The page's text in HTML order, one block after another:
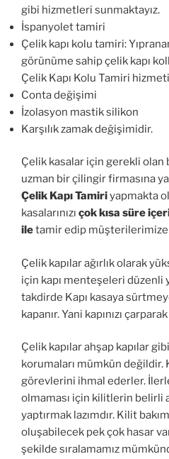
gibi hizmetleri sunmaktayız.
İspanyolet tamiri
Çelik kapı kolu tamiri:
görünüme sahip çelik kapı
Çelik Kapı Kolu Tamiri
Conta değişimi
İzolasyon mastik silikon
Karşılık zamak değişimidir.
Çelik kasalar için gerekli olan
uzman bir çilingir firmasına
Çelik Kapı Tamiriyapmakta
kasalarınızı çok kısa süre
iletamir edip
Çelik kapılar ağırlık olarak
için kapı menteşeleri düzenli
takdirde Kapı kasaya
kapanır. Yani kapınızı
Çelik kapılar ahşap kapılar
korumaları mümkün
görevlerini ihmal ederler.
olmaması için kilitlerin belirli
yaptırmak lazımdır. Kilit
oluşabilecek pek çok hasar
şekilde sıralamamız